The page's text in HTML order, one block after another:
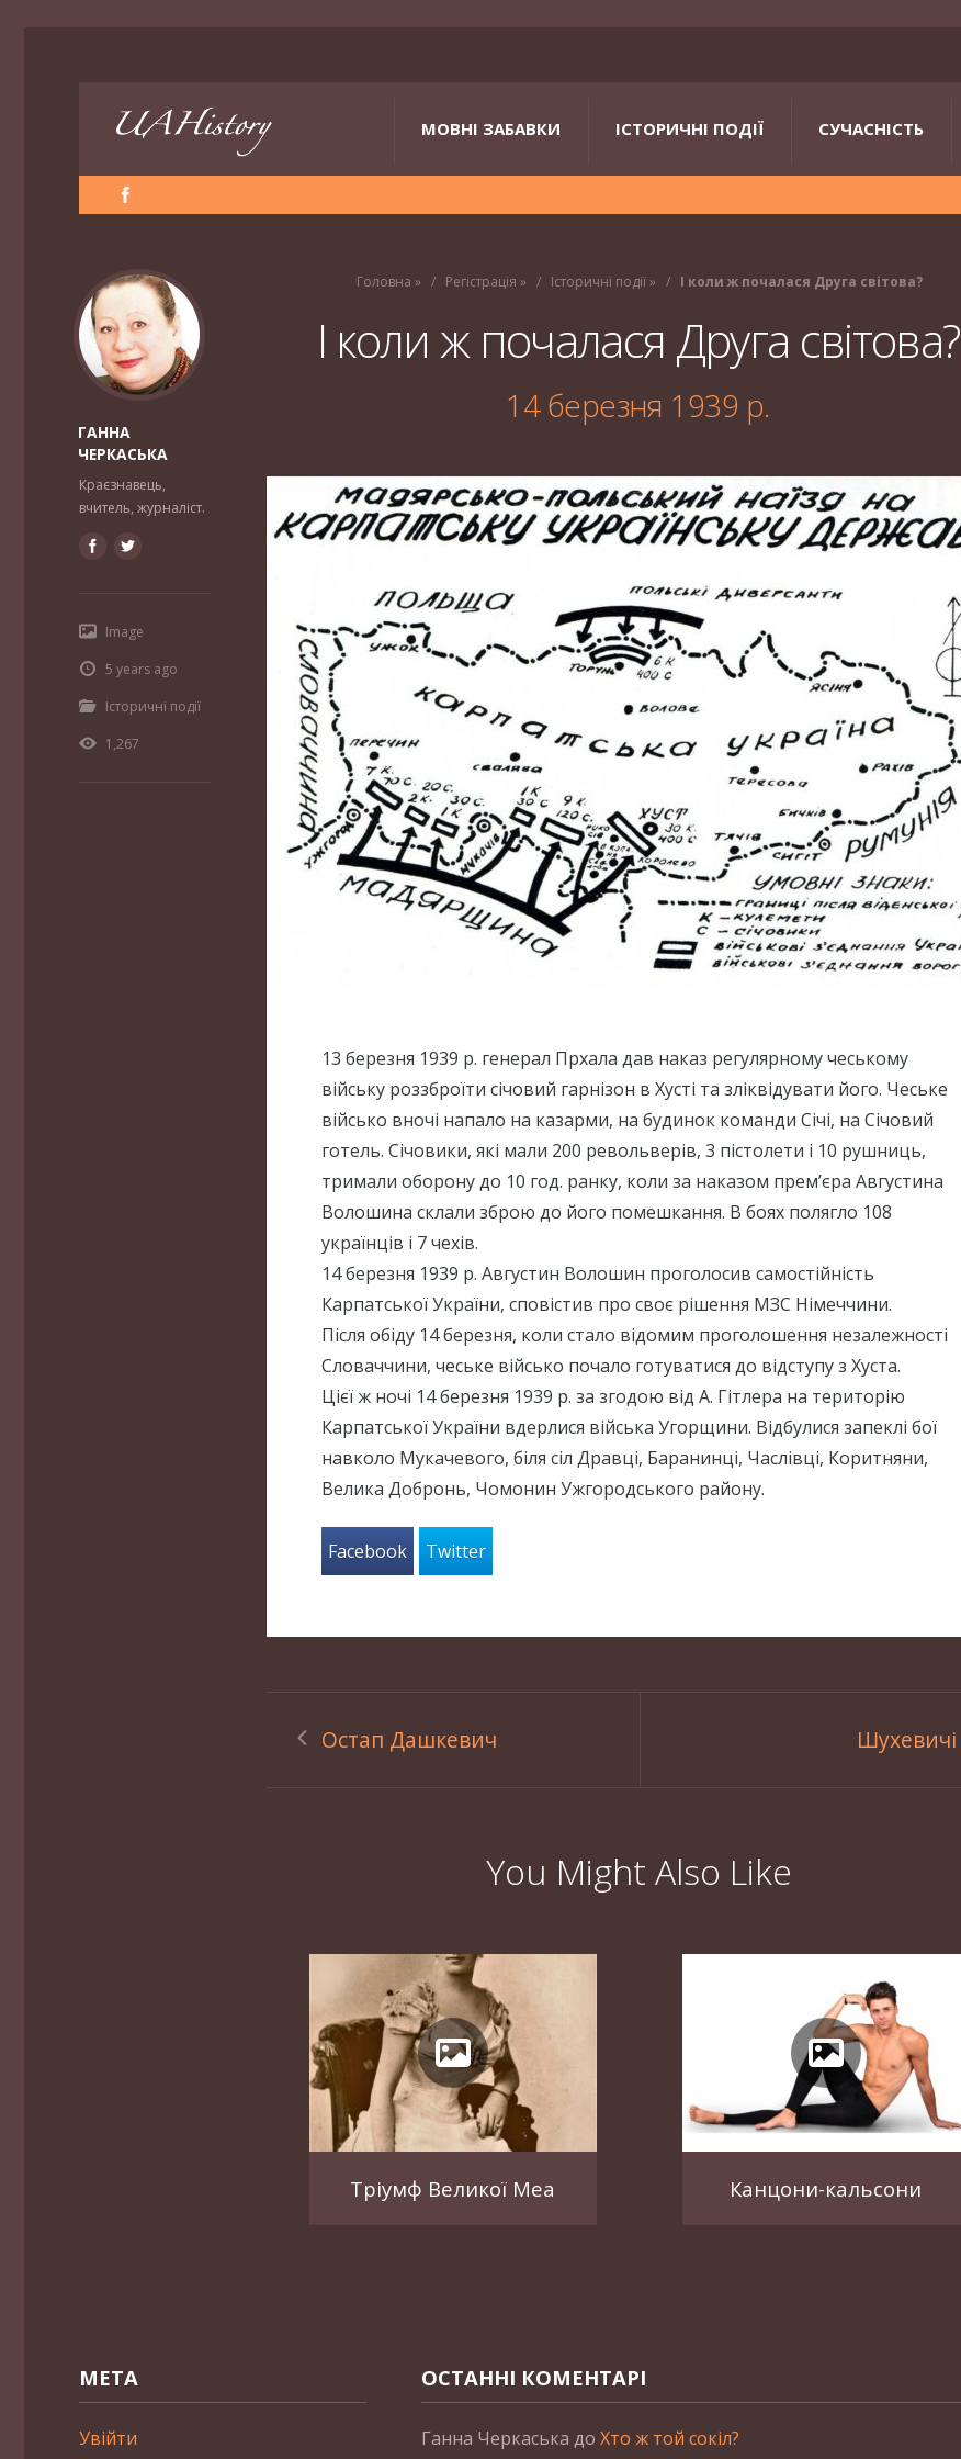
МОВНІ ЗАБАВКИ ІСТОРИЧНІ ПОДІЇ СУЧАСНІСТЬ
Головна » Регістрація » Історичні події» І коли ж почалася Друга світова?
І коли ж почалася Друга світова?
14 березня 1939 р.
13 березня 1939 р. генерал Прхала дав наказ регулярному чеському
війську роззброїти січовий гарнізон в Хусті та зліквідувати його. Чеське
військо вночі напало на казарми, на будинок команди Січі, на Січовий
готель. Січовики, які мали 200 револьверів, 3 пістолети і 10 рушниць,
тримали оборону до 10 год. ранку, коли за наказом прем’єра Августина
Волошина склали зброю до його помешкання. В боях полягло 108
українців і 7 чехів.
14 березня 1939 р. Августин Волошин проголосив самостійність
Карпатської України, сповістив про своє рішення МЗС Німеччини.
Після обіду 14 березня, коли стало відомим проголошення незалежності
Словаччини, чеське військо почало готуватися до відступу з Хуста.
Цієї ж ночі 14 березня 1939 р. за згодою від А. Гітлера на територію
Карпатської України вдерлися війська Угорщини. Відбулися запеклі бої
навколо Мукачевого, біля сіл Дравці, Баранинці, Часлівці, Коритняни,
Велика Добронь, Чомонин Ужгородського району.
Facebook Twitter
Остап Дашкевич Шухевичі
You Might Also Like
Тріумф Великої Меа Канцони-кальсони
ГАННА
ЧЕРКАСЬКА
Краєзнавець,
вчитель, журналіст.
Image
5 years ago
Історичні події
1,267
МЕТА
Увійти
ОСТАННІ КОМЕНТАРІ
Ганна Черкаська до Хто ж той сокіл?